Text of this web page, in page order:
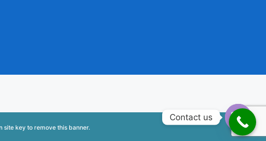
site key to remove this banner.
Contact us
Open